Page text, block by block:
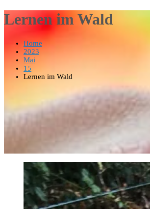
Lernen im Wald
Home
2023
Mai
15
Lernen im Wald